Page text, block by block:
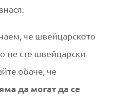
че швейцарското
не сте швейцарски
обаче, че
да могат да се